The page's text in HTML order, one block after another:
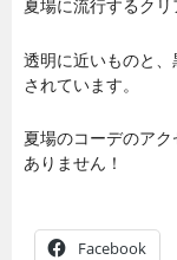
夏場に流行するクリ
透明に近いものと
されています。
夏場のコーデのア
ありません！
Facebook